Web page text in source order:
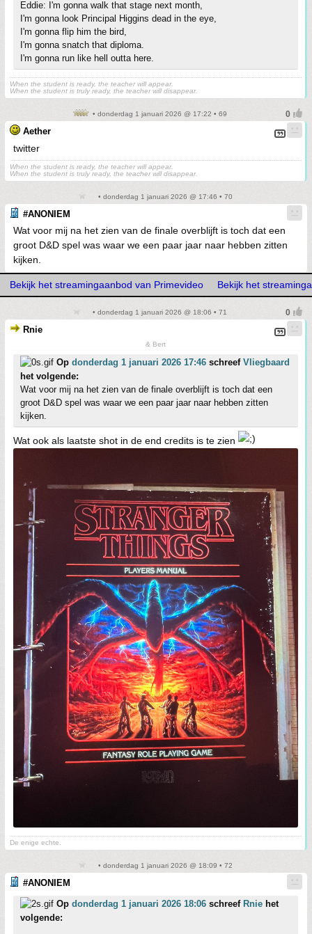
Eddie: I'm gonna walk that stage next month,
I'm gonna look Principal Higgins dead in the eye,
I'm gonna flip him the bird,
I'm gonna snatch that diploma.
I'm gonna run like hell outta here.
When the student is ready, the teacher will appear.
When the student is truly ready, the teacher will disappear.
• donderdag 1 januari 2026 @ 17:22 • 69
Aether
twitter
When the student is ready, the teacher will appear.
When the student is truly ready, the teacher will disappear.
• donderdag 1 januari 2026 @ 17:46 • 70
#ANONIEM
Wat voor mij na het zien van de finale overblijft is toch dat een
groot D&D spel was waar we een paar jaar naar hebben zitten
kijken.
Bekijk het streamingaanbod van Primevideo Bekijk het
• donderdag 1 januari 2026 @ 18:06 • 71
Rnie
& Bert
Op donderdag 1 januari 2026 17:46 schreef Vliegbaard
het volgende:
Wat voor mij na het zien van de finale overblijft is toch dat een
groot D&D spel was waar we een paar jaar naar hebben zitten
kijken.
Wat ook als laatste shot in de end credits is te zien
De enige echte.
• donderdag 1 januari 2026 @ 18:09 • 72
#ANONIEM
Op donderdag 1 januari 2026 18:06 schreef Rnie het
volgende: